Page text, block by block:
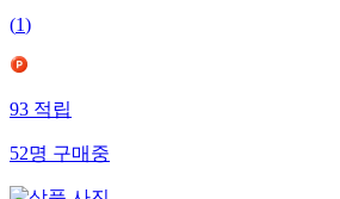
(1)
93적립
52명구매중